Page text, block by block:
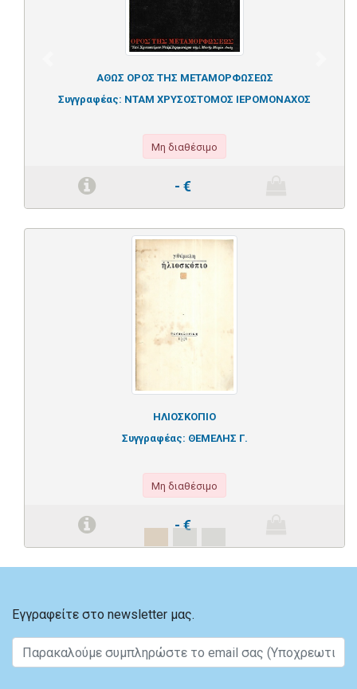
ΑΘΩΣ ΟΡΟΣ ΤΗΣ ΜΕΤΑΜΟΡΦΩΣΕΩΣ
Συγγραφέας: ΝΤΑΜ ΧΡΥΣΟΣΤΟΜΟΣ ΙΕΡΟΜΟΝΑΧΟΣ
Μη διαθέσιμο
- €
ΗΛΙΟΣΚΟΠΙΟ
Συγγραφέας: ΘΕΜΕΛΗΣ Γ.
Μη διαθέσιμο
- €
Εγγραφείτε στο newsletter μας.